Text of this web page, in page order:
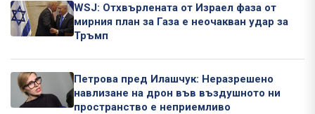
WSJ: Отхвърлената от Израел фаза от
мирния план за Газа е неочакван удар за
Тръмп
Петрова пред Илашчук: Неразрешено
навлизане на дрон във въздушното ни
пространство е неприемливо